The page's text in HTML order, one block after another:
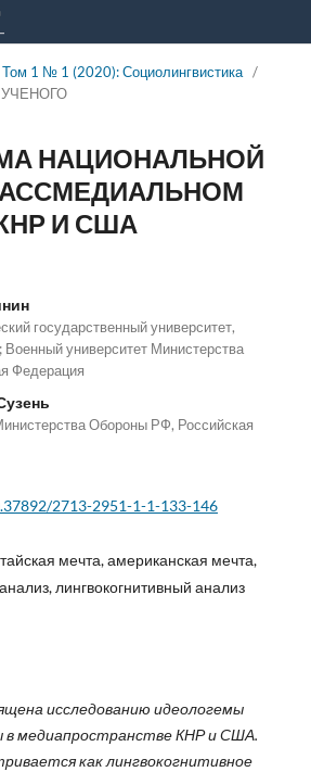
Том 1 № 1 (2020): Социолингвистика /
НАЦИОНАЛЬНОЙ
И США
государственный университет,
университет Министерства
Федерация
Обороны РФ, Российская
2713-2951-1-1-133-146
мечта, американская мечта,
лингвокогнитивный анализ
исследованию идеологемы
в медиапространстве КНР и США.
как лингвокогнитивное